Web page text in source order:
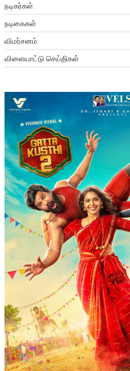
நடிகர்கள்
நடிகைகள்
விமர்சனம்
விளையாட்டு செய்திகள்